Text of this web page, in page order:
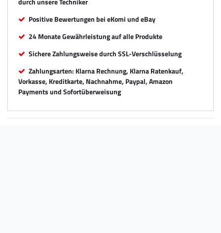
Positive Bewertungen bei eKomi und eBay
24 Monate Gewährleistung auf alle Produkte
Sichere Zahlungsweise durch SSL-Verschlüsselung
Zahlungsarten: Klarna Rechnung, Klarna Ratenkauf,
Vorkasse, Kreditkarte, Nachnahme, Paypal, Amazon
Payments und Sofortüberweisung